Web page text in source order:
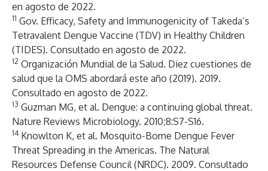
en agosto de 2022.
11 Gov. Efficacy, Safety and Immunogenicity of Takeda’s
Tetravalent Dengue Vaccine (TDV) in Healthy Children
(TIDES). Consultado en agosto de 2022.
12 Organización Mundial de la Salud. Diez cuestiones de
salud que la OMS abordará este año (2019). 2019.
Consultado en agosto de 2022.
13 Guzman MG, et al. Dengue: a continuing global threat.
Nature Reviews Microbiology. 2010;8:S7-S16.
14 Knowlton K, et al. Mosquito-Borne Dengue Fever
Threat Spreading in the Americas. The Natural
Resources Defense Council (NRDC). 2009. Consultado